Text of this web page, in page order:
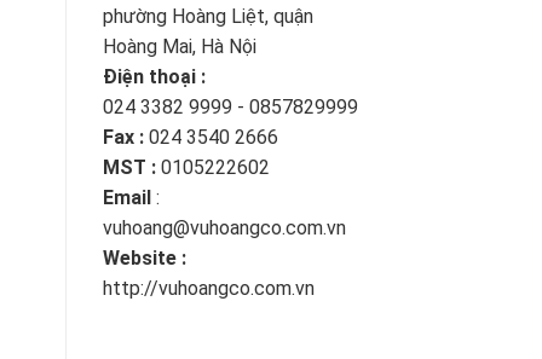
phường Hoàng Liệt, quận
Hoàng Mai, Hà Nội
Điện thoại :
024 3382 9999 - 0857829999
Fax : 024 3540 2666
MST : 0105222602
Email :
vuhoang@vuhoangco.com.vn
Website :
http://vuhoangco.com.vn